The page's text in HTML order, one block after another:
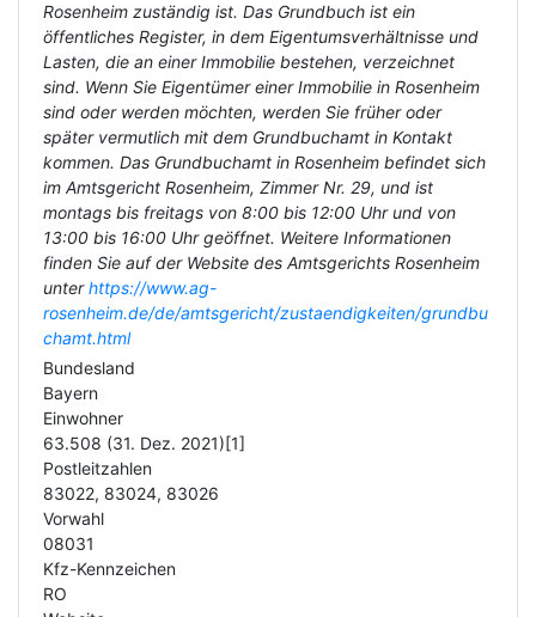
Rosenheim zuständig ist. Das Grundbuch ist ein
öffentliches Register, in dem Eigentumsverhältnisse und
Lasten, die an einer Immobilie bestehen, verzeichnet
sind. Wenn Sie Eigentümer einer Immobilie in Rosenheim
sind oder werden möchten, werden Sie früher oder
später vermutlich mit dem Grundbuchamt in Kontakt
kommen. Das Grundbuchamt in Rosenheim befindet sich
im Amtsgericht Rosenheim, Zimmer Nr. 29, und ist
montags bis freitags von 8:00 bis 12:00 Uhr und von
13:00 bis 16:00 Uhr geöffnet. Weitere Informationen
finden Sie auf der Website des Amtsgerichts Rosenheim
unterhttps://www.ag-
rosenheim.de/de/amtsgericht/zustaendigkeiten/grundbu
chamt.html
Bundesland
Bayern
Einwohner
63.508 (31. Dez. 2021)[1]
Postleitzahlen
83022, 83024, 83026
Vorwahl
08031
Kfz-Kennzeichen
RO